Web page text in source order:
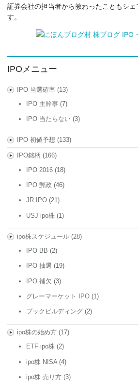
証券会社の担当者から教わったこともシェ
す。
IPOメニュー
IPO 当選確率(13)
IPO 主幹事 (7)
IPO 当たらない (3)
IPO 初値予想 (133)
IPO銘柄 (166)
IPO 2016 (18)
IPO 郵政 (46)
JR IPO (21)
USJ ipo株 (1)
ipo株スケジュール(28)
IPO BB (2)
IPO 抽選 (19)
IPO 補欠 (3)
グレーマーケット IPO (1)
ブックビルディング (2)
ipo株の始め方(17)
ETF ipo株 (2)
ipo株 NISA (4)
ipo株 売り方 (3)